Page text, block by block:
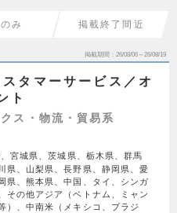
み 掲載終了間近
掲載期間 26/08/06～26/08/19
マーサービス／オ
ト
ス・物流・貿易系
宮城県、茨城県、栃木県、群馬
県、山梨県、長野県、静岡県、愛
県、熊本県、中国、タイ、シンガ
その他アジア（ベトナム、ミャン
）、中南米（メキシコ、ブラジ